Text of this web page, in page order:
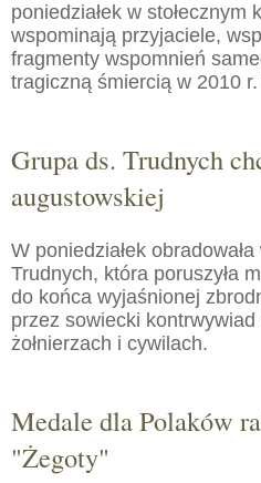
poniedziałek w
wspominają przyjaciele,
fragmenty wspomnień
tragiczną śmiercią w 2010
Grupa ds. Trudnych
augustowskiej
W poniedziałek
Trudnych, która poruszyła
do końca wyjaśnionej
przez sowiecki
żołnierzach i cywilach.
Medale dla Polaków
"Żegoty"